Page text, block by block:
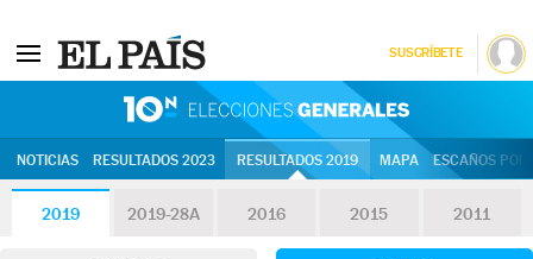
SUSCRÍBETE
NOTICIAS RESULTADOS 2023 RESULTADOS 2019 MAPA ESCAÑOS
2019 2019-28A 2016 2015 2011